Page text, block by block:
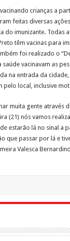
crianças a
feitas diversas
do imunizante. Todas
têm vacinas para
foi realizado o
vacinavam as
na entrada da
pelo local, inclusive
muita gente através
(21) nós vamos
estarão lá no sinal a
que passar por lá e
Valesca